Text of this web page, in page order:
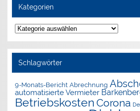
Kategorien
Kategorien
Schlagwörter
9-Monats-Bericht Abrechnung
automatisierte Vermieter
Betriebskosten Corona